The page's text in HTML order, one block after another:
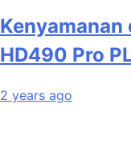
HD490 Pro
2 years ago